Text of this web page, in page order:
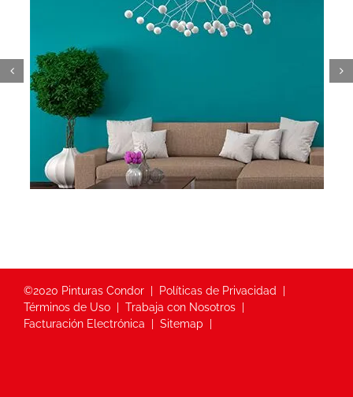
©2020 Pinturas Condor
Políticas de Privacidad
Términos de Uso
Trabaja con Nosotros
Facturación Electrónica
Sitemap